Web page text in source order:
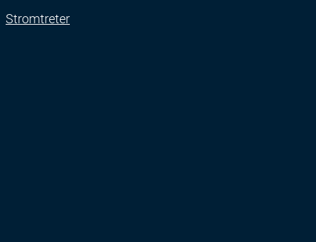
Stromtreter